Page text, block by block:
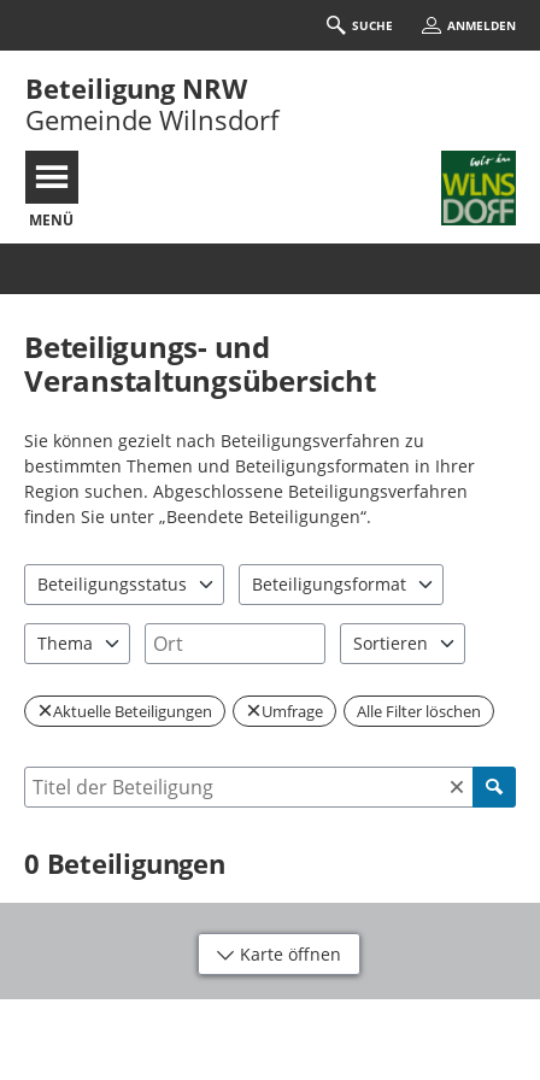
SUCHE ANMELDEN
Beteiligung NRW
Gemeinde Wilnsdorf
MENÜ
Beteiligungs- und
Veranstaltungsübersicht
Sie können gezielt nach Beteiligungsverfahren zu
bestimmten Themen und Beteiligungsformaten in Ihrer
Region suchen. Abgeschlossene Beteiligungsverfahren
finden Sie unter „Beendete Beteiligungen“.
Beteiligungsstatus
Beteiligungsformat
Thema
Ort
Sortieren
Aktuelle Beteiligungen Umfrage Alle Filter löschen
Suche nach Beteiligung
0 Beteiligungen
Karte öffnen